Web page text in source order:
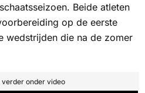
Beide atleten
op de eerste
wedstrijden die na de zomer
onder video